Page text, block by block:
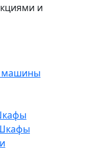
и
машины